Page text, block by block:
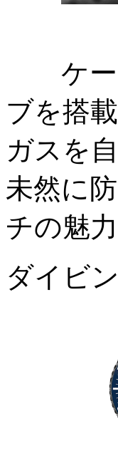
ケー
ブを搭
ガスを
未然に
チの魅
ダイビ